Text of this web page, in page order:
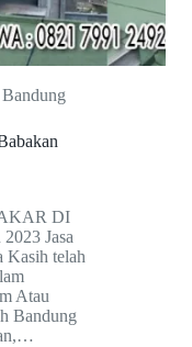
DI
Jasa
Kasih telah
Atau
Bandung